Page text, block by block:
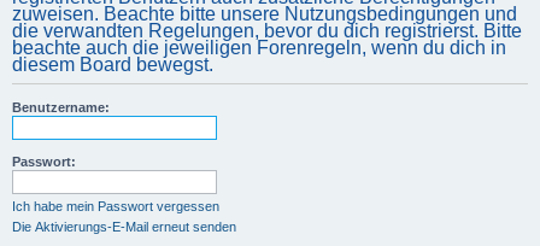
zuweisen. Beachte bitte unsere Nutzungsbedingungen und
die verwandten Regelungen, bevor du dich registrierst. Bitte
beachte auch die jeweiligen Forenregeln, wenn du dich in
diesem Board bewegst.
Benutzername:
Passwort:
Ich habe mein Passwort vergessen
Die Aktivierungs-E-Mail erneut senden